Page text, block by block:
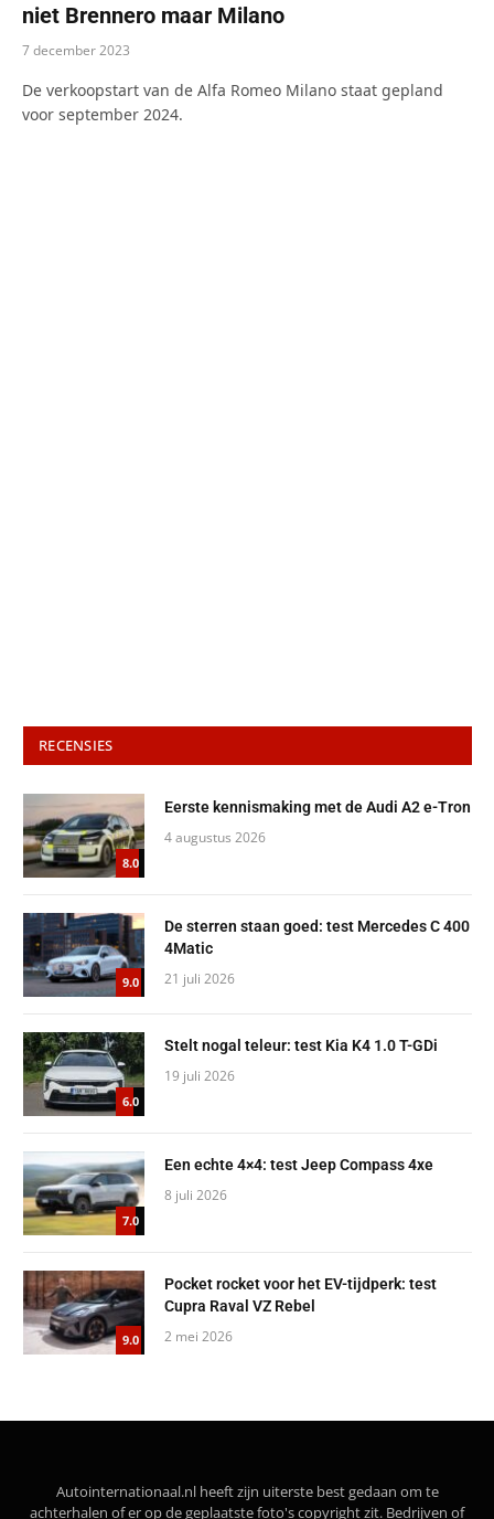
niet Brennero maar Milano
7 december 2023
De verkoopstart van de Alfa Romeo Milano staat gepland
voor september 2024.
RECENSIES
8.0
Eerste kennismaking met de Audi A2 e-Tron
4 augustus 2026
9.0
De sterren staan goed: test Mercedes C 400
4Matic
21 juli 2026
6.0
Stelt nogal teleur: test Kia K4 1.0 T-GDi
19 juli 2026
7.0
Een echte 4×4: test Jeep Compass 4xe
8 juli 2026
9.0
Pocket rocket voor het EV-tijdperk: test
Cupra Raval VZ Rebel
2 mei 2026
Autointernationaal.nl heeft zijn uiterste best gedaan om te
achterhalen of er op de geplaatste foto's copyright zit. Bedrijven of